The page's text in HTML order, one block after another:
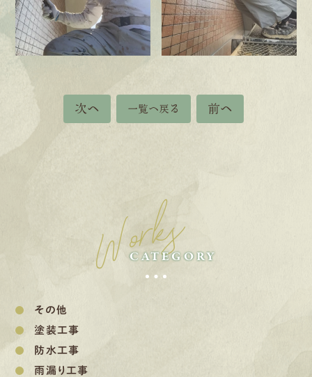
次へ 一覧へ戻る 前へ
Works
CATEGORY
その他
塗装工事
防水工事
雨漏り工事